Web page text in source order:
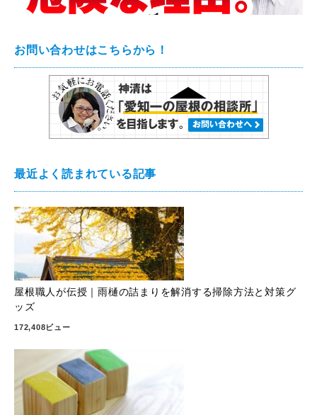
お問い合わせはこちらから！
最近よく読まれている記事
屋根職人が伝授｜雨樋の詰まりを解消する掃除方法と対策グ
ッズ
172,408ビュー